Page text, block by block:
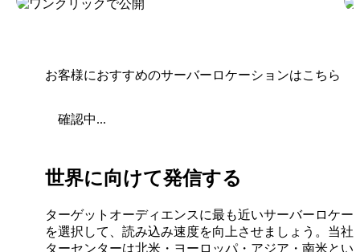
お客様におすすめのサーバーロケーションはこちら
確認中...
世界に向けて発信する
ターゲットオーディエンスに最も近いサーバーロケー
を選択して、読み込み速度を向上させましょう。当社
ターセンターは北米・ヨーロッパ・アジア・南米とい